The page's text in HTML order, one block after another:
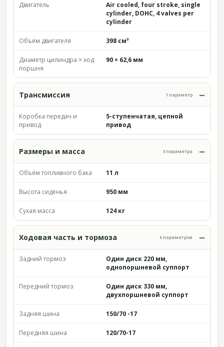
Двигатель
Air cooled, four stroke, single
cylinder, DOHC, 4 valves per
cylinder
Объём двигателя 398 см³
Диаметр цилиндра × ход
поршня
90 × 62,6 мм
Трансмиссия 1 параметр
Коробка передач и
привод
5-ступенчатая, цепной
привод
Размеры и масса 3 параметра
Объём топливного бака 11 л
Высота сиденья 950 мм
Сухая масса 124 кг
Ходовая часть и тормоза 6 параметров
Задний тормоз
Один диск 220 мм,
однопоршневой суппорт
Передний тормоз
Один диск 330 мм,
двухпоршневой суппорт
Задняя шина 150/70 -17
Передняя шина 120/70-17